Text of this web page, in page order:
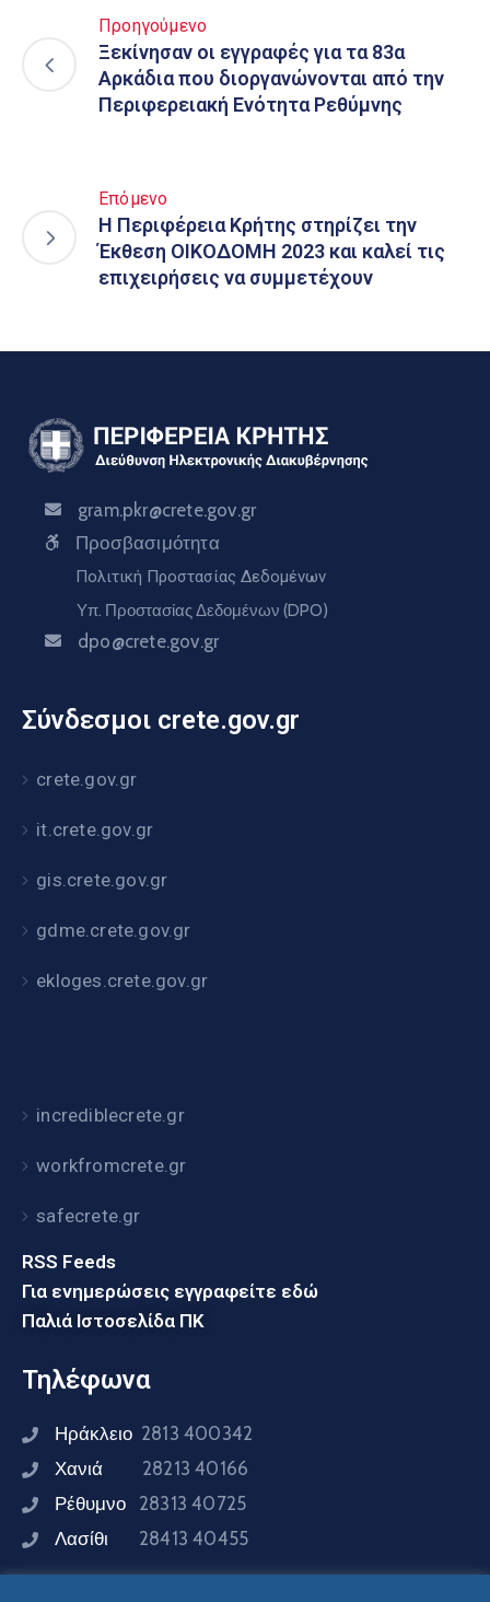
Προηγούμενο
Ξεκίνησαν οι εγγραφές για τα 83α
Αρκάδια που διοργανώνονται από την
Περιφερειακή Ενότητα Ρεθύμνης
Επόμενο
Η Περιφέρεια Κρήτης στηρίζει την
Έκθεση ΟΙΚΟΔΟΜΗ 2023 και καλεί τις
επιχειρήσεις να συμμετέχουν
gram.pkr@crete.gov.gr
Προσβασιμότητα
Πολιτική Προστασίας Δεδομένων
Υπ. Προστασίας Δεδομένων (DPO)
dpo@crete.gov.gr
Σύνδεσμοι crete.gov.gr
crete.gov.gr
it.crete.gov.gr
gis.crete.gov.gr
gdme.crete.gov.gr
ekloges.crete.gov.gr
incrediblecrete.gr
workfromcrete.gr
safecrete.gr
RSS Feeds
Για ενημερώσεις εγγραφείτε εδώ
Παλιά Ιστοσελίδα ΠΚ
Τηλέφωνα
Ηράκλειο 2813 400342
Χανιά 28213 40166
Ρέθυμνο 28313 40725
Λασίθι 28413 40455